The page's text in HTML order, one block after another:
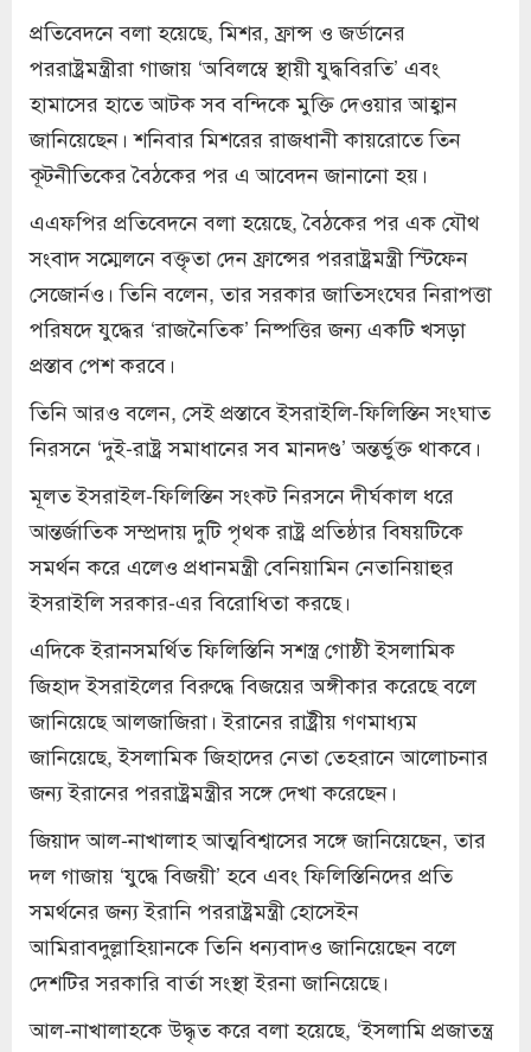
প্রতিবেদনে বলা হয়েছে, মিশর, ফ্রান্স ও জর্ডানের
পররাষ্ট্রমন্ত্রীরা গাজায় ‘অবিলম্বে স্থায়ী যুদ্ধবিরতি’ এবং
হামাসের হাতে আটক সব বন্দিকে মুক্তি দেওয়ার আহ্বান
জানিয়েছেন। শনিবার মিশরের রাজধানী কায়রোতে তিন
কূটনীতিকের বৈঠকের পর এ আবেদন জানানো হয়।
এএফপির প্রতিবেদনে বলা হয়েছে, বৈঠকের পর এক যৌথ
সংবাদ সম্মেলনে বক্তৃতা দেন ফ্রান্সের পররাষ্ট্রমন্ত্রী স্টিফেন
সেজোর্নও। তিনি বলেন, তার সরকার জাতিসংঘের নিরাপত্তা
পরিষদে যুদ্ধের ‘রাজনৈতিক’ নিষ্পত্তির জন্য একটি খসড়া
প্রস্তাব পেশ করবে।
তিনি আরও বলেন, সেই প্রস্তাবে ইসরাইলি-ফিলিস্তিন সংঘাত
নিরসনে ‘দুই-রাষ্ট্র সমাধানের সব মানদণ্ড’ অন্তর্ভুক্ত থাকবে।
মূলত ইসরাইল-ফিলিস্তিন সংকট নিরসনে দীর্ঘকাল ধরে
আন্তর্জাতিক সম্প্রদায় দুটি পৃথক রাষ্ট্র প্রতিষ্ঠার বিষয়টিকে
সমর্থন করে এলেও প্রধানমন্ত্রী বেনিয়ামিন নেতানিয়াহুর
ইসরাইলি সরকার-এর বিরোধিতা করছে।
এদিকে ইরানসমর্থিত ফিলিস্তিনি সশস্ত্র গোষ্ঠী ইসলামিক
জিহাদ ইসরাইলের বিরুদ্ধে বিজয়ের অঙ্গীকার করেছে বলে
জানিয়েছে আলজাজিরা। ইরানের রাষ্ট্রীয় গণমাধ্যম
জানিয়েছে, ইসলামিক জিহাদের নেতা তেহরানে আলোচনার
জন্য ইরানের পররাষ্ট্রমন্ত্রীর সঙ্গে দেখা করেছেন।
জিয়াদ আল-নাখালাহ আত্মবিশ্বাসের সঙ্গে জানিয়েছেন, তার
দল গাজায় ‘যুদ্ধে বিজয়ী’ হবে এবং ফিলিস্তিনিদের প্রতি
সমর্থনের জন্য ইরানি পররাষ্ট্রমন্ত্রী হোসেইন
আমিরাবদুল্লাহিয়ানকে তিনি ধন্যবাদও জানিয়েছেন বলে
দেশটির সরকারি বার্তা সংস্থা ইরনা জানিয়েছে।
আল-নাখালাহকে উদ্ধৃত করে বলা হয়েছে, ‘ইসলামি প্রজাতন্ত্র